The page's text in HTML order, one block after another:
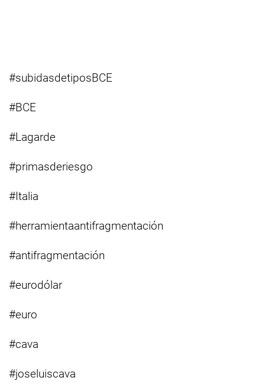
#subidasdetiposBCE
#BCE
#Lagarde
#primasderiesgo
#Italia
#herramientaantifragmentación
#antifragmentación
#eurodólar
#euro
#cava
#joseluiscava